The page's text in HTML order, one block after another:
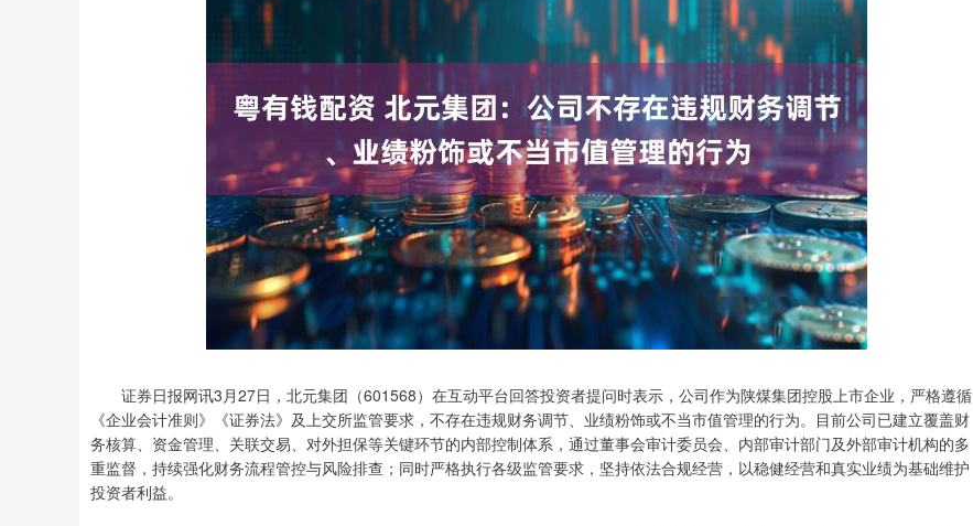
证券日报网讯3月27日，北元集团（601568）在互动平台回答投资者提问时表示，公司作为陕煤集团控股上市企业，严格遵循
《企业会计准则》《证券法》及上交所监管要求，不存在违规财务调节、业绩粉饰或不当市值管理的行为。目前公司已建立覆盖财
务核算、资金管理、关联交易、对外担保等关键环节的内部控制体系，通过董事会审计委员会、内部审计部门及外部审计机构的多
重监督，持续强化财务流程管控与风险排查；同时严格执行各级监管要求，坚持依法合规经营，以稳健经营和真实业绩为基础维护
投资者利益。